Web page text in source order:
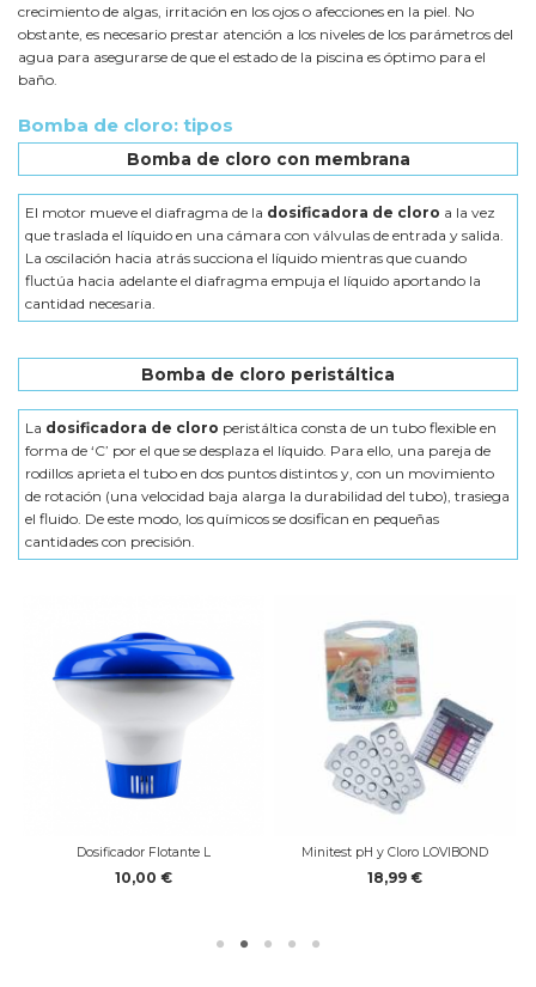
crecimiento de algas, irritación en los ojos o afecciones en la piel. No
obstante, es necesario prestar atención a los niveles de los parámetros del
agua para asegurarse de que el estado de la piscina es óptimo para el
baño.
Bomba de cloro: tipos
Bomba de cloro con membrana
El motor mueve el diafragma de la dosificadora de cloro a la vez
que traslada el líquido en una cámara con válvulas de entrada y salida.
La oscilación hacia atrás succiona el líquido mientras que cuando
fluctúa hacia adelante el diafragma empuja el líquido aportando la
cantidad necesaria.
Bomba de cloro peristáltica
La dosificadora de cloro peristáltica consta de un tubo flexible en
forma de ‘C’ por el que se desplaza el líquido. Para ello, una pareja de
rodillos aprieta el tubo en dos puntos distintos y, con un movimiento
de rotación (una velocidad baja alarga la durabilidad del tubo), trasiega
el fluido. De este modo, los químicos se dosifican en pequeñas
cantidades con precisión.
Dosificador Flotante L
10,00 €
Minitest pH y Cloro LOVIBOND
18,99 €